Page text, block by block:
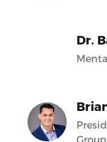
Dr.
Group